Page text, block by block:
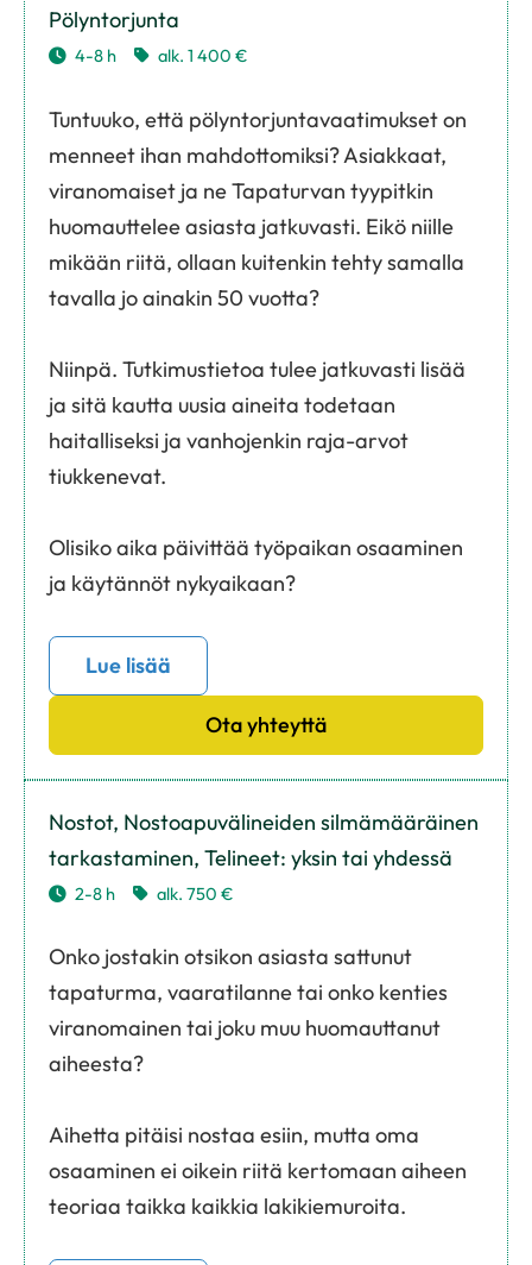
Pölyntorjunta
4-8 h alk. 1 400 €
Tuntuuko, että pölyntorjuntavaatimukset on
menneet ihan mahdottomiksi? Asiakkaat,
viranomaiset ja ne Tapaturvan tyypitkin
huomauttelee asiasta jatkuvasti. Eikö niille
mikään riitä, ollaan kuitenkin tehty samalla
tavalla jo ainakin 50 vuotta?
Niinpä. Tutkimustietoa tulee jatkuvasti lisää
ja sitä kautta uusia aineita todetaan
haitalliseksi ja vanhojenkin raja-arvot
tiukkenevat.
Olisiko aika päivittää työpaikan osaaminen
ja käytännöt nykyaikaan?
Lue lisää
Ota yhteyttä
Nostot, Nostoapuvälineiden silmämääräinen
tarkastaminen, Telineet: yksin tai yhdessä
2-8 h alk. 750 €
Onko jostakin otsikon asiasta sattunut
tapaturma, vaaratilanne tai onko kenties
viranomainen tai joku muu huomauttanut
aiheesta?
Aihetta pitäisi nostaa esiin, mutta oma
osaaminen ei oikein riitä kertomaan aiheen
teoriaa taikka kaikkia lakikiemuroita.